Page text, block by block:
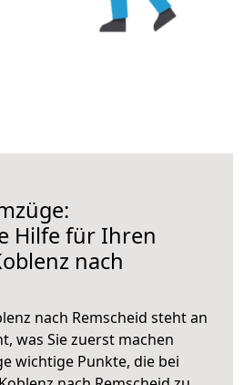
Hilfe für Ihren
nach
nach Remscheid steht an
was Sie zuerst machen
wichtige Punkte, die bei